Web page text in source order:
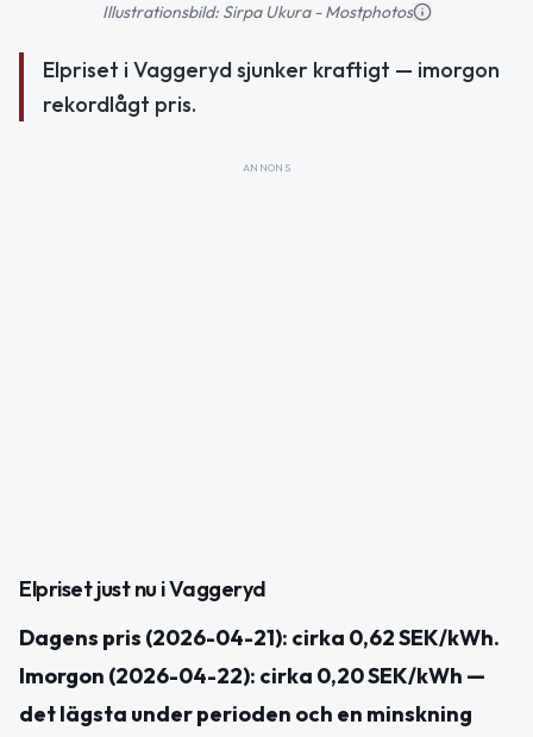
Illustrationsbild: Sirpa Ukura - Mostphotos
Elpriset i Vaggeryd sjunker kraftigt — imorgon
rekordlågt pris.
ANNONS
Elpriset just nu i Vaggeryd
Dagens pris (2026-04-21): cirka 0,62 SEK/kWh.
Imorgon (2026-04-22): cirka 0,20 SEK/kWh —
det lägsta under perioden och en minskning